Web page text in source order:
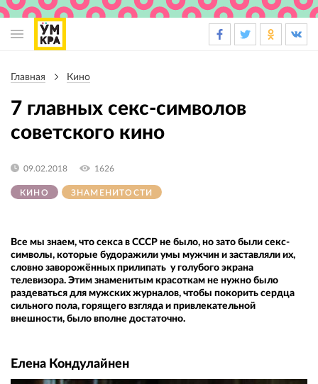
навигации
Главная Кино
7 главных ceкс-символов
советского кино
КИНО ЗНАМЕНИТОСТИ
09.02.2018 1626
Все мы знаем, что секса в СССР не было, но зато были секс-
символы, которые будоражили умы мужчин и заставляли их,
словно заворожённых прилипать у голубого экрана
телевизора. Этим знаменитым красоткам не нужно было
раздеваться для мужских журналов, чтобы покорить сердца
сильного пола, горящего взгляда и привлекательной
внешности, было вполне достаточно.
Елена Кондулайнен